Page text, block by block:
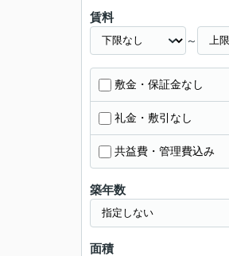
賃料
～
敷金・保証金なし
礼金・敷引なし
共益費・管理費込み
築年数
面積